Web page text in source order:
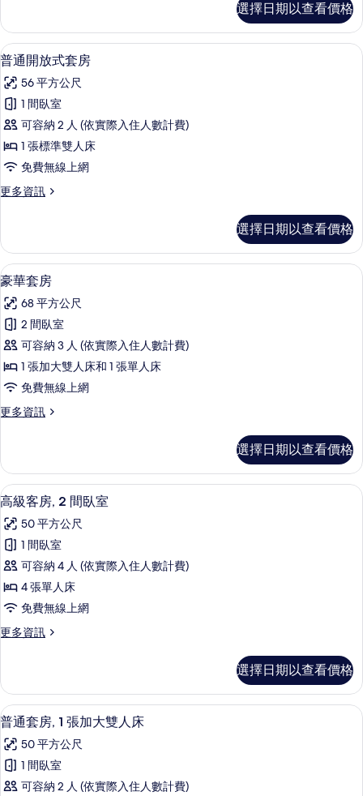
的
所
有
相
片
開
放
式
套
房
的
詳
情
選擇日期以查看價格
顯
示
普
通
開
放
套
的
所
有
相
片
迷你吧、客房內保險箱、書桌、熨斗/
6
普通開放式套房
56 平方公尺
1 間臥室
可容納 2 人 (依實際入住人數計費)
1 張標準雙人床
免費無線上網
更多資訊
更
開
放
式
房
的
詳
情
選擇日期以查看價格
顯
示
豪
華
套
房
所
相
片
迷你吧、客房內保險箱、書桌、熨斗/
5
豪華套房
68 平方公尺
2 間臥室
可容納 3 人 (依實際入住人數計費)
1 張加大雙人床和 1 張單人床
免費無線上網
更多資訊
更
套
房
的
情
選擇日期以查看價格
顯
示
高
級
客
房,
間
室
的
所
有
相
片
高級客房, 2 間臥室 | 迷你吧、客房內
6
高級客房, 2 間臥室
50 平方公尺
1 間臥室
可容納 4 人 (依實際入住人數計費)
4 張單人床
免費無線上網
更多資訊
更
客
房,
2
間
臥
室
的
詳
選擇日期以查看價格
顯
示
普
通
普通套房, 1 張加大雙人床 | 迷你吧、
6
普通套房, 1 張加大雙人床
50 平方公尺
1 間臥室
可容納 2 人 (依實際入住人數計費)